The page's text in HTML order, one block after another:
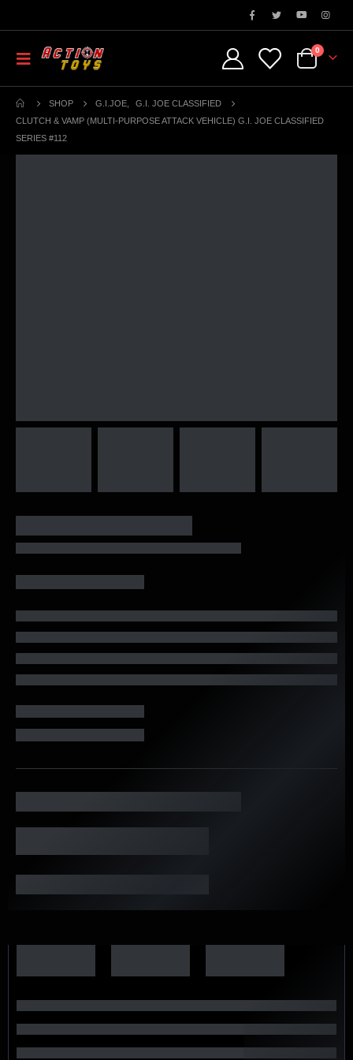
0
SHOP G.I.JOE
G.I. JOE CLASSIFIED
CLUTCH & VAMP (MULTI-PURPOSE ATTACK VEHICLE) G.I. JOE CLASSIFIED
SERIES #112